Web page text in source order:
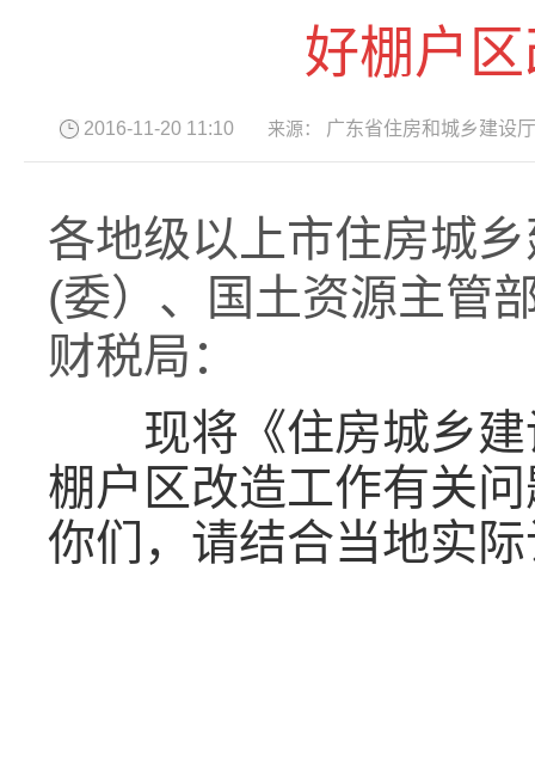
好棚户
2016-11-20 11:10 来源： 广东省住房和城乡建设厅
各地级以上市住房城
(委）、国土资源主管
财税局：
现将《住房城乡建
棚户区改造工作有关
你们，请结合当地实